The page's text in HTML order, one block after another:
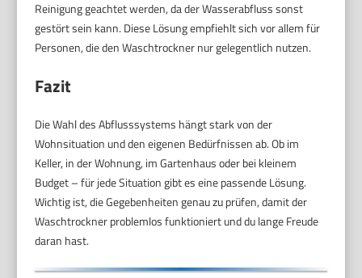
Reinigung geachtet werden, da der Wasserabfluss sonst
gestört sein kann. Diese Lösung empfiehlt sich vor allem für
Personen, die den Waschtrockner nur gelegentlich nutzen.
Fazit
Die Wahl des Abflusssystems hängt stark von der
Wohnsituation und den eigenen Bedürfnissen ab. Ob im
Keller, in der Wohnung, im Gartenhaus oder bei kleinem
Budget – für jede Situation gibt es eine passende Lösung.
Wichtig ist, die Gegebenheiten genau zu prüfen, damit der
Waschtrockner problemlos funktioniert und du lange Freude
daran hast.